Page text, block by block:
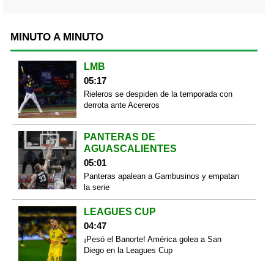
MINUTO A MINUTO
LMB
05:17
Rieleros se despiden de la temporada con
derrota ante Acereros
PANTERAS DE
AGUASCALIENTES
05:01
Panteras apalean a Gambusinos y empatan
la serie
LEAGUES CUP
04:47
¡Pesó el Banorte! América golea a San
Diego en la Leagues Cup